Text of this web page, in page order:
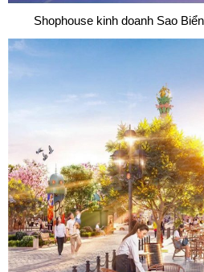
Shophouse kinh doanh Sao